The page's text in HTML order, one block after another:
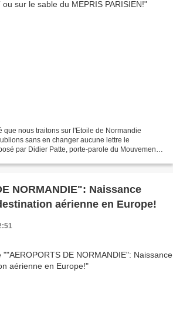
que nous traitons sur l'Etoile de Normandie
sans en changer aucune lettre le
par Didier Patte, porte-parole du Mouvement
NORMANDIE": Naissance
aérienne en Europe!